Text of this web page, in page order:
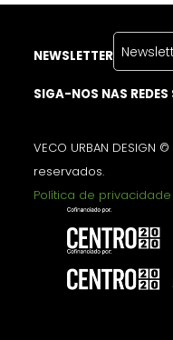
NEWSLETTER
SIGA-NOS NAS
VECO URBAN
reservados.
Política de privacidade